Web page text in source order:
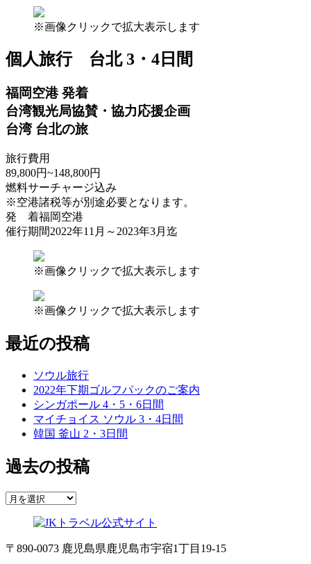
※画像クリックで拡大表示します
個人旅行 台北 3・4日間
福岡空港 発着
台湾観光局協賛・協力応援企画
台湾 台北の旅
旅行費用
89,800円~148,800円
燃料サーチャージ込み
※空港諸税等が別途必要となります。
発 着福岡空港
催行期間2022年11月～2023年3月迄
※画像クリックで拡大表示します
※画像クリックで拡大表示します
最近の投稿
ソウル旅行
2022年下期ゴルフパックのご案内
シンガポール 4・5・6日間
マイチョイス ソウル 3・4日間
韓国 釜山 2・3日間
過去の投稿
〒890-0073 鹿児島県鹿児島市宇宿1丁目19-15